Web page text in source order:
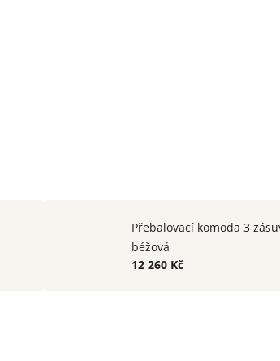
Přebalovací komoda 3
béžová
12 260 Kč